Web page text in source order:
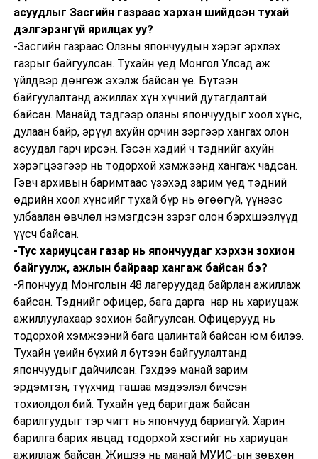
асуудлыг Засгийн газраас хэрхэн шийдсэн тухай
дэлгэрэнгүй ярилцах уу?
-Засгийн газраас Олзны япончуудын хэрэг эрхлэх
газрыг байгуулсан. Тухайн үед Монгол Улсад аж
үйлдвэр дөнгөж эхэлж байсан үе. Бүтээн
байгуулалтанд ажиллах хүн хүчний дутагдалтай
байсан. Манайд тэдгээр олзны япончуудыг хоол хүнс,
дулаан байр, эрүүл ахуйн орчин зэргээр хангах олон
асуудал гарч ирсэн. Гэсэн хэдий ч тэднийг ахуйн
хэрэгцээгээр нь тодорхой хэмжээнд хангаж чадсан.
Гэвч архивын баримтаас үзэхэд зарим үед тэдний
өдрийн хоол хүнсийг тухай бүр нь өгөөгүй, үүнээс
улбаалан өвчлөл нэмэгдсэн зэрэг олон бэрхшээлүүд
үүсч байсан.
-Тус хариуцсан газар нь япончуудаг хэрхэн зохион
байгуулж, ажлын байраар хангаж байсан бэ?
-Япончууд Монголын 48 лагеруудад байрлан ажиллаж
байсан. Тэднийг офицер, бага дарга нар нь хариуцаж
ажиллуулахаар зохион байгуулсан. Офицерууд нь
тодорхой хэмжээний бага цалинтай байсан юм билээ.
Тухайн үеийн бүхий л бүтээн байгуулалтанд
япончуудыг дайчилсан. Гэхдээ манай зарим
эрдэмтэн, түүхчид ташаа мэдээлэл бичсэн
тохиолдол бий. Тухайн үед баригдаж байсан
барилгуудыг тэр чигт нь япончууд бариагүй. Харин
барилга барих явцад тодорхой хэсгийг нь хариуцан
ажиллаж байсан. Жишээ нь манай МУИС-ын зөвхөн